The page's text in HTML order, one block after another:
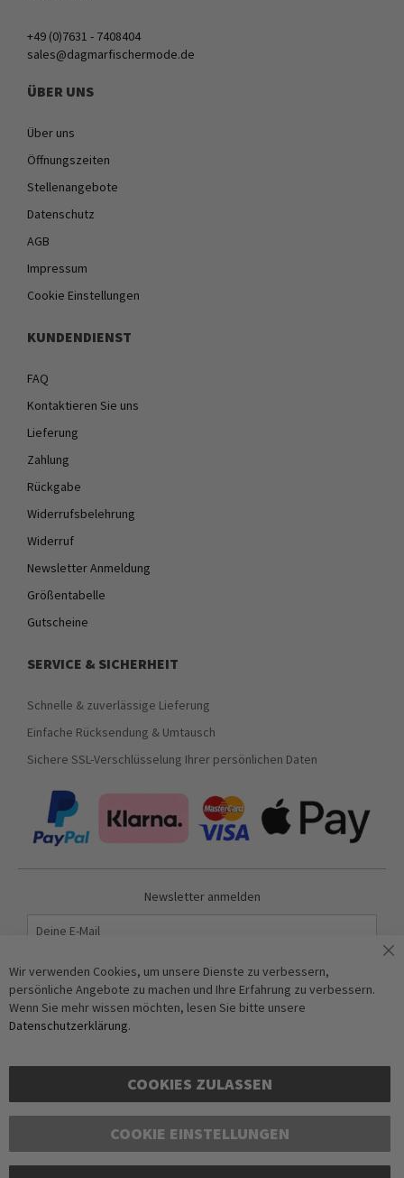
+49 (0)7631 - 7408404
sales@dagmarfischermode.de
ÜBER UNS
Über uns
Öffnungszeiten
Stellenangebote
Datenschutz
AGB
Impressum
Cookie Einstellungen
KUNDENDIENST
FAQ
Kontaktieren Sie uns
Lieferung
Zahlung
Rückgabe
Widerrufsbelehrung
Widerruf
Newsletter Anmeldung
Größentabelle
Gutscheine
SERVICE & SICHERHEIT
Schnelle & zuverlässige Lieferung
Einfache Rücksendung & Umtausch
Sichere SSL-Verschlüsselung Ihrer persönlichen Daten
Newsletter anmelden
Abonnieren
Anti-Roboter-Verifizierung
Wir verwenden Cookies, um unsere Dienste zu verbessern,
persönliche Angebote zu machen und Ihre Erfahrung zu verbessern.
Wenn Sie mehr wissen möchten, lesen Sie bitte unsere
Datenschutzerklärung.
COOKIES ZULASSEN
COOKIE EINSTELLUNGEN